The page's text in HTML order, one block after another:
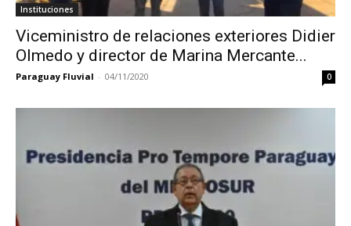
Instituciones
Viceministro de relaciones exteriores Didier
Olmedo y director de Marina Mercante...
Paraguay Fluvial - 04/11/2020 0